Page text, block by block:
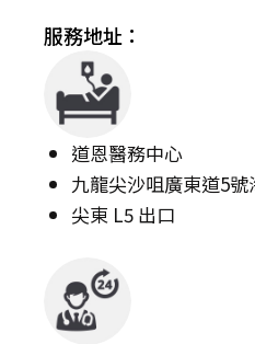
服務地址：
道恩醫務中心
九龍尖沙咀廣東道5
尖東 L5 出口